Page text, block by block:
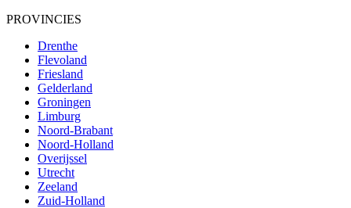
PROVINCIES
Drenthe
Flevoland
Friesland
Gelderland
Groningen
Limburg
Noord-Brabant
Noord-Holland
Overijssel
Utrecht
Zeeland
Zuid-Holland